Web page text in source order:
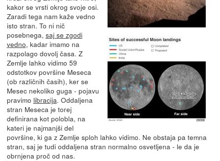
kakor se vrsti okrog svoje osi.
Zaradi tega nam kaže vedno
isto stran. To ni nič
posebnega, saj se zgodi
vedno, kadar imamo na
razpolago dovolj časa. Z
Zemlje lahko vidimo 59
odstotkov površine Meseca
(ob različnih časih), ker se
Mesec nekoliko guga - pojavu
pravimo libracija. Oddaljena
stran Meseca je torej
definirana kot polobla, na
kateri je najmanjši del
površine, ki ga z Zemlje sploh lahko vidimo. Ne obstaja pa temna
stran, saj je tudi oddaljena stran normalno osvetljena - le da je
obrnjena proč od nas.